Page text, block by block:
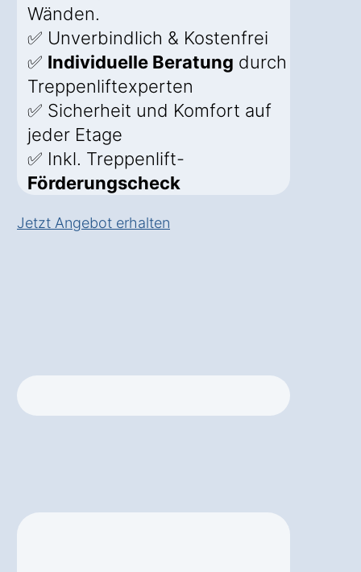
Wänden.
✅ Unverbindlich & Kostenfrei
✅ Individuelle Beratung durch
Treppenliftexperten
✅ Sicherheit und Komfort auf
jeder Etage
✅ Inkl. Treppenlift-
Förderungscheck
Jetzt Angebot erhalten